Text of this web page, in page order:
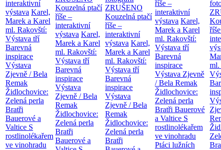
interaktivní
výstava Karel,
Marek a Karel
ml. Rakovští:
Výstava tří
Barevná
inspirace
Výstava
Zjevně / Bela
Remak
Židlochovice:
Zelená perla
Bratři
Bauerové a
Valtice S
rostlinolékařem
ve vinohradu
Kouzelná ptačí
říše –
interaktivní
výstava Karel,
Marek a Karel
ml. Rakovští:
Výstava tří
Barevná
inspirace
Výstava
Zjevně / Bela
Remak
Židlochovice:
Zelená perla
Bratři
Bauerové a
ZRUŠENO
Kouzelná ptačí
říše –
interaktivní
výstava Karel,
Marek a Karel
ml. Rakovští:
Výstava tří
Barevná
inspirace
Výstava
Zjevně / Bela
Remak
Židlochovice:
Zelená perla
Bratři
říše –
interaktivní
výstava Karel,
Marek a Karel
ml. Rakovští:
Výstava tří
Barevná
inspirace
Výstava Zjevně
/ Bela Remak
Židlochovice:
Zelená perla
Bratři Bauerové
a Valtice S
rostlinolékařem
ve vinohradu
Ptáci lužních
ml.